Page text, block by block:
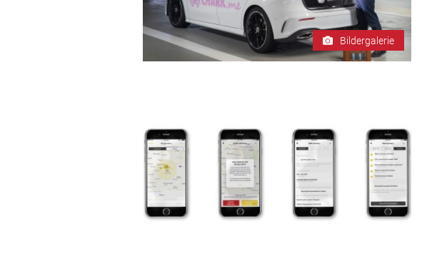
Bildergalerie